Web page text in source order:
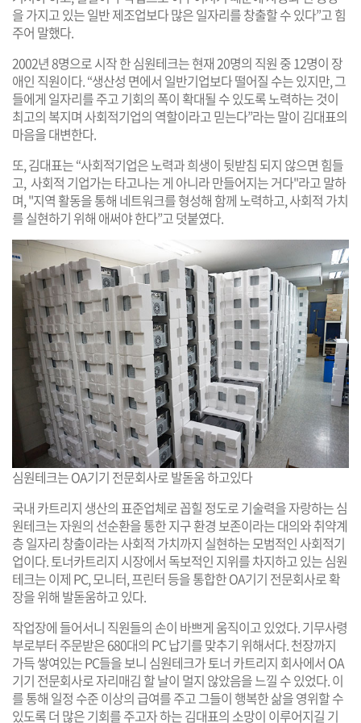
을 가지고 있는 일반 제조업보다 많은 일자리를 창출할 수 있다”고 힘
주어 말했다.
2002년 8명으로 시작 한 심원테크는 현재 20명의 직원 중 12명이 장
애인 직원이다. “생산성 면에서 일반기업보다 떨어질 수는 있지만, 그
들에게 일자리를 주고 기회의 폭이 확대될 수 있도록 노력하는 것이
최고의 복지며 사회적기업의 역할이라고 믿는다”라는 말이 김대표의
마음을 대변한다.
또, 김대표는 “사회적기업은 노력과 희생이 뒷받침 되지 않으면 힘들
고, 사회적 기업가는 타고나는 게 아니라 만들어지는 거다"라고 말하
며, "지역 활동을 통해 네트워크를 형성해 함께 노력하고, 사회적 가치
를 실현하기 위해 애써야 한다”고 덧붙였다.
심원테크는 OA기기 전문회사로 발돋움 하고있다
국내 카트리지 생산의 표준업체로 꼽힐 정도로 기술력을 자랑하는 심
원테크는 자원의 선순환을 통한 지구 환경 보존이라는 대의와 취약계
층 일자리 창출이라는 사회적 가치까지 실현하는 모범적인 사회적기
업이다. 토너카트리지 시장에서 독보적인 지위를 차지하고 있는 심원
테크는 이제 PC, 모니터, 프린터 등을 통합한 OA기기 전문회사로 확
장을 위해 발돋움하고 있다.
작업장에 들어서니 직원들의 손이 바쁘게 움직이고 있었다. 기무사령
부로부터 주문받은 680대의 PC 납기를 맞추기 위해서다. 천장까지
가득 쌓여있는 PC들을 보니 심원테크가 토너 카트리지 회사에서 OA
기기 전문회사로 자리매김 할 날이 멀지 않았음을 느낄 수 있었다. 이
를 통해 일정 수준 이상의 급여를 주고 그들이 행복한 삶을 영위할 수
있도록 더 많은 기회를 주고자 하는 김대표의 소망이 이루어지길 기